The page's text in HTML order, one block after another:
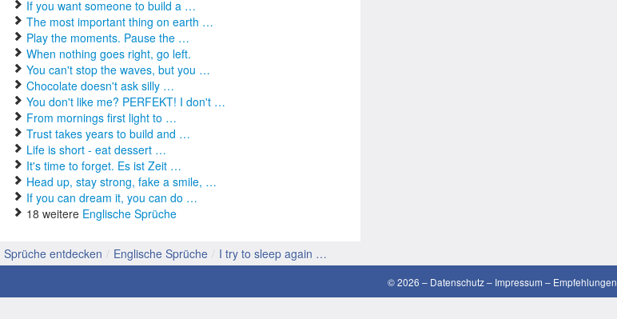
If you want someone to build a …
The most important thing on earth …
Play the moments. Pause the …
When nothing goes right, go left.
You can't stop the waves, but you …
Chocolate doesn't ask silly …
You don't like me? PERFEKT! I don't …
From mornings first light to …
Trust takes years to build and …
Life is short - eat dessert …
It's time to forget. Es ist Zeit …
Head up, stay strong, fake a smile, …
If you can dream it, you can do …
18 weitere Englische Sprüche
Sprüche entdecken / Englische Sprüche / I try to sleep again …
© 2026 – Datenschutz– Impressum – Empfehlungen